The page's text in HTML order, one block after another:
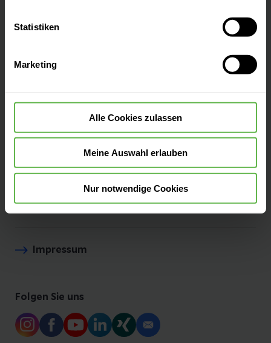
oder durch Auswahl von „Alle Cookies akzeptieren“ in die
widerrufen.
Statistiken
Marketing
Alle Cookies zulassen
Meine Auswahl erlauben
Nur notwendige Cookies
Leistungen finden
Anfahrt & Parken
Ihre Ansprechpartner:innen
Impressum
Folgen Sie uns